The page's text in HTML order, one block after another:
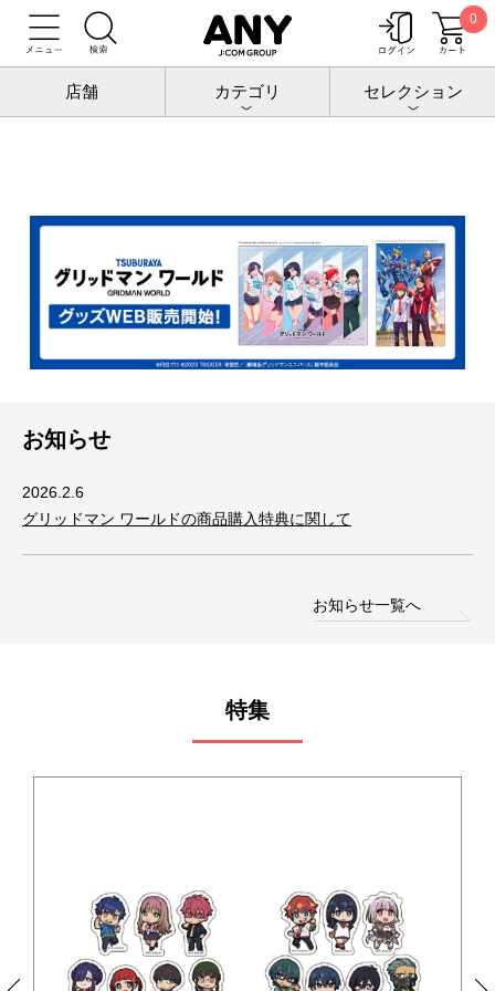
0
店舗 カテゴリ セレクション
トップ グリッドマンワールドトップ
お知らせ
2026.2.6
グリッドマン ワールドの商品購入特典に関して
お知らせ一覧へ
特集